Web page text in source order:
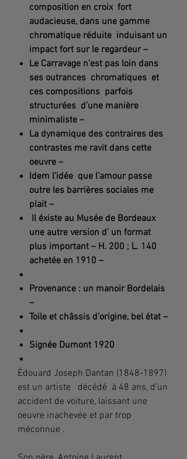
composition en croix fort
audacieuse, dans une gamme
chromatique réduite induisant un
impact fort sur le regardeur –
Le Carravage n’est pas loin dans
ses outrances chromatiques et
ces compositions parfois
structurées d’une manière
minimaliste –
La dynamique des contraires des
contrastes me ravit dans cette
oeuvre –
Idem l’idée que l’amour passe
outre les barrières sociales me
plait –
Il éxiste au Musée de Bordeaux
une autre version d’ un format
plus important – H. 200 ; L. 140
achetée en 1910 –
Provenance : un manoir Bordelais
–
Toile et châssis d’origine, bel état –
Signée Dumont 1920
Édouard Joseph Dantan (1848-1897)
est un artiste décédé à 48 ans, d’un
accident de voiture, laissant une
oeuvre inachevée et par trop
méconnue .